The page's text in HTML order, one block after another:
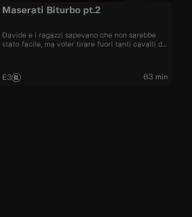
Maserati Biturbo pt.2
Davide e i ragazzi sapevano che non sarebbe
stato facile, ma voler tirare fuori tanti cavalli da
E3 63 min